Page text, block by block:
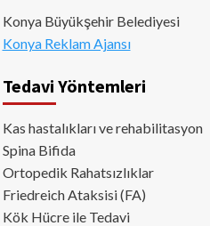
Konya Büyükşehir Belediyesi
Konya Reklam Ajansı
Tedavi Yöntemleri
Kas hastalıkları ve rehabilitasyon
Spina Bifida
Ortopedik Rahatsızlıklar
Friedreich Ataksisi (FA)
Kök Hücre ile Tedavi